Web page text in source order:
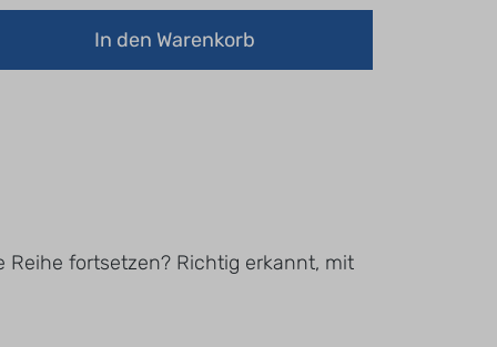
In den Warenkorb
Reihe fortsetzen? Richtig erkannt, mit